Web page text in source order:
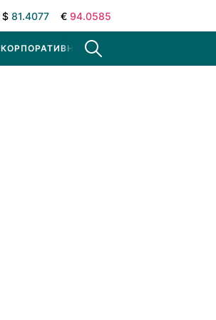
$ 81.4077 € 94.0585
КОРПОРАТИВНЫЕ НОВОСТИ